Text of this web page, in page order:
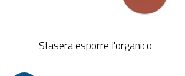
Stasera esporre l'organico